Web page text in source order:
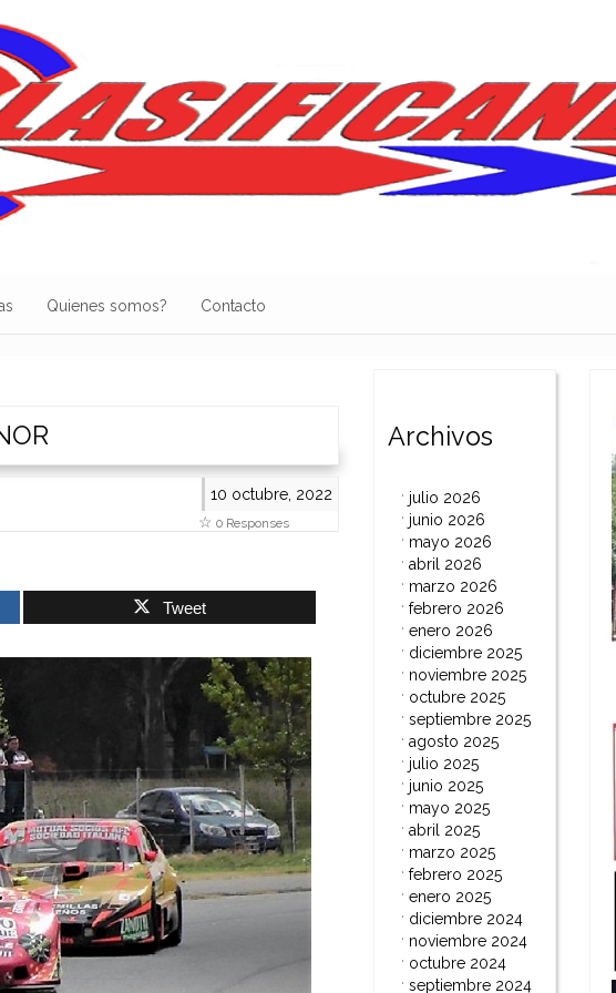
Quienes somos? Contacto
10 octubre, 2022
0 Responses
Tweet
Archivos
julio 2026
junio 2026
mayo 2026
abril 2026
marzo 2026
febrero 2026
enero 2026
diciembre 2025
noviembre 2025
octubre 2025
septiembre 2025
agosto 2025
julio 2025
junio 2025
mayo 2025
abril 2025
marzo 2025
febrero 2025
enero 2025
diciembre 2024
noviembre 2024
octubre 2024
septiembre 2024